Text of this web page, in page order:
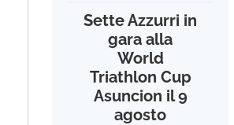
Sette Azzurri in
gara alla
World
Triathlon Cup
Asuncion il 9
agosto